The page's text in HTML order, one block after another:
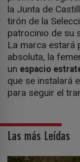
la Junta de
tirón de la
patrocinio de su
La marca estará
absoluta, la
un espacio
que se instalará
para seguir el
Las más Leídas